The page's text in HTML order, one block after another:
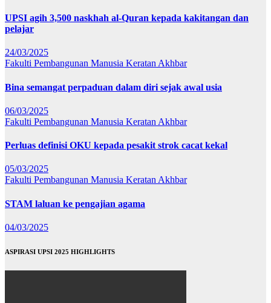
UPSI agih 3,500 naskhah al-Quran kepada kakitangan dan
pelajar
24/03/2025
Fakulti Pembangunan Manusia Keratan Akhbar
Bina semangat perpaduan dalam diri sejak awal usia
06/03/2025
Fakulti Pembangunan Manusia Keratan Akhbar
Perluas definisi OKU kepada pesakit strok cacat kekal
05/03/2025
Fakulti Pembangunan Manusia Keratan Akhbar
STAM laluan ke pengajian agama
04/03/2025
ASPIRASI UPSI 2025 HIGHLIGHTS